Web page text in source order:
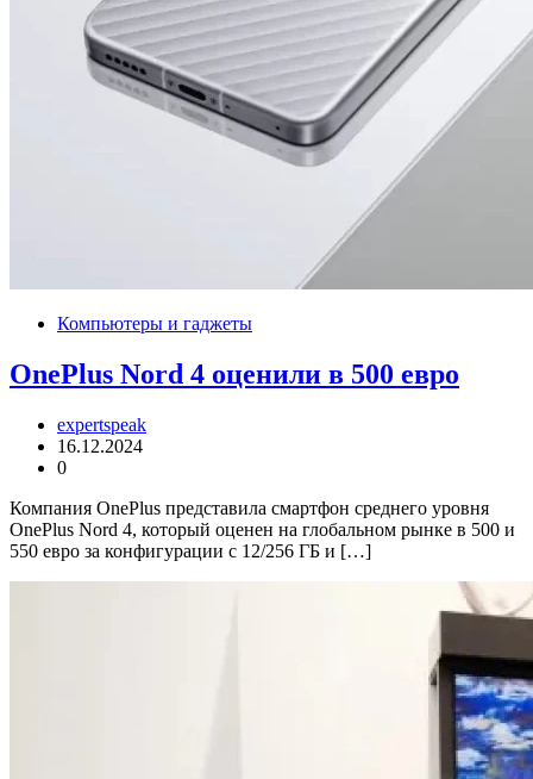
Компьютеры и гаджеты
OnePlus Nord 4 оценили в 500 евро
expertspeak
16.12.2024
0
Компания OnePlus представила смартфон среднего уровня
OnePlus Nord 4, который оценен на глобальном рынке в 500 и
550 евро за конфигурации с 12/256 ГБ и […]